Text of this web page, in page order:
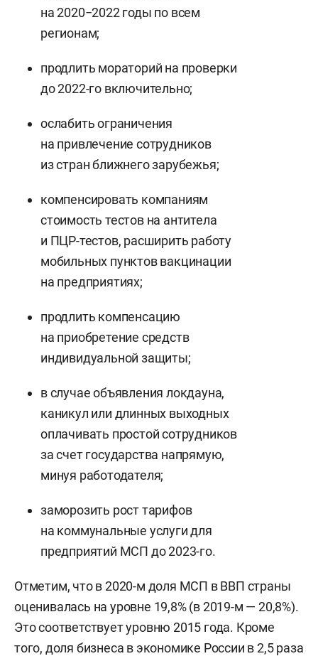
на 2020−2022 годы по всем
регионам;
продлить мораторий на проверки
до 2022-го включительно;
ослабить ограничения
на привлечение сотрудников
из стран ближнего зарубежья;
компенсировать компаниям
стоимость тестов на антитела
и ПЦР-тестов, расширить работу
мобильных пунктов вакцинации
на предприятиях;
продлить компенсацию
на приобретение средств
индивидуальной защиты;
в случае объявления локдауна,
каникул или длинных выходных
оплачивать простой сотрудников
за счет государства напрямую,
минуя работодателя;
заморозить рост тарифов
на коммунальные услуги для
предприятий МСП до 2023-го.
Отметим, что в 2020-м доля МСП в ВВП страны
оценивалась на уровне 19,8% (в 2019-м — 20,8%).
Это соответствует уровню 2015 года. Кроме
того, доля бизнеса в экономике России в 2,5 раза